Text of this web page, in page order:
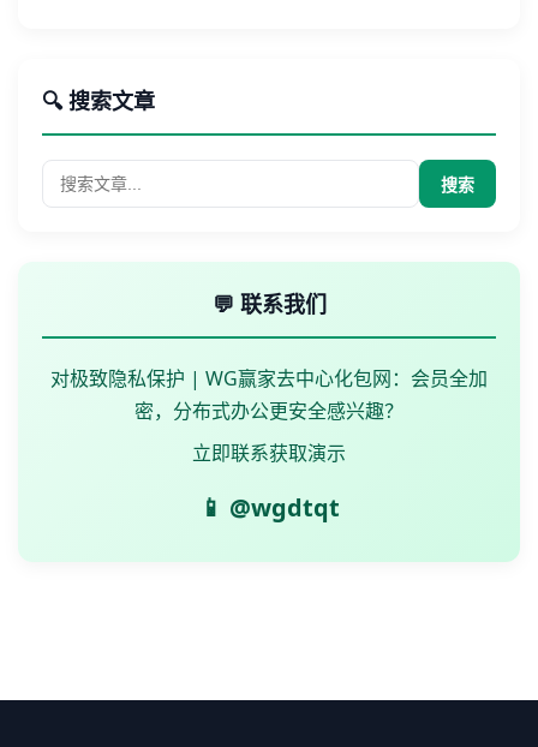
🔍 搜索文章
搜索
💬 联系我们
对极致隐私保护 | WG赢家去中心化包网：会员全加
密，分布式办公更安全感兴趣？
立即联系获取演示
📱 @wgdtqt